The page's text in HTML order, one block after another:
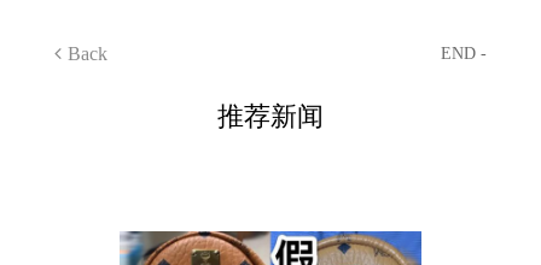
Back END -
推荐新闻